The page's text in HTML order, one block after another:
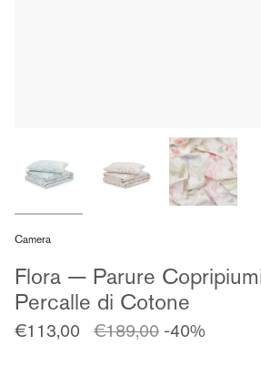
Camera
Flora — Parure
Percalle di Cotone
€113,00
Prezzo
€189,00 -40%